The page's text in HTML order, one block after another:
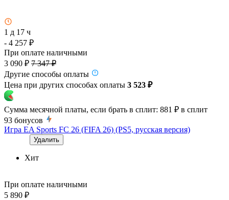
1 д 17 ч
- 4 257 ₽
При оплате наличными
3 090 ₽ 7 347 ₽
Другие способы оплаты
Цена при других способах оплаты 3 523 ₽
Сумма месячной платы, если брать в сплит: 881 ₽ в сплит
93 бонусов
Игра EA Sports FC 26 (FIFA 26) (PS5, русская версия)
Удалить
Хит
При оплате наличными
5 890 ₽